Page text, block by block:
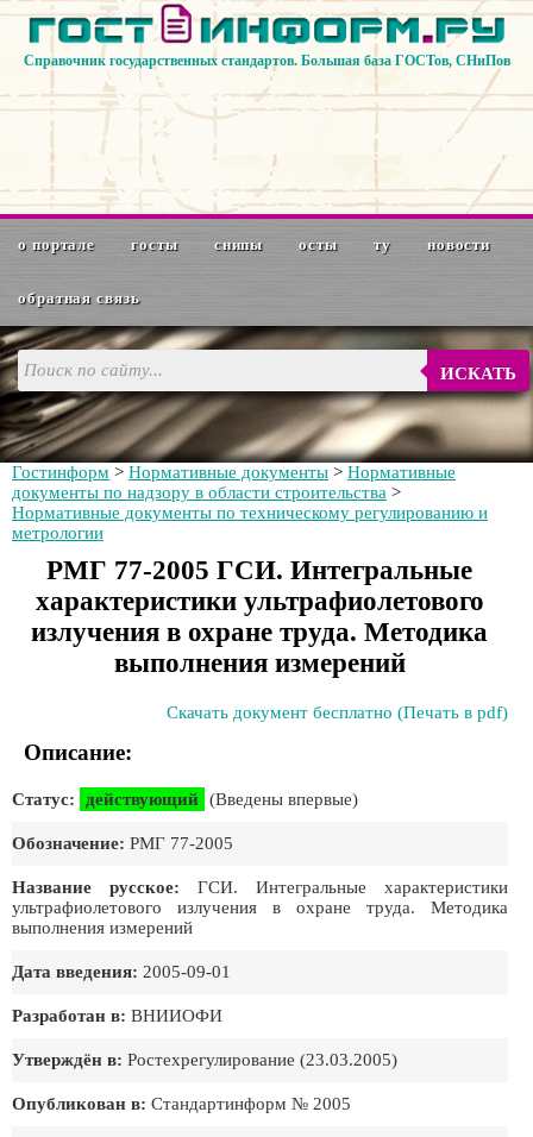
Справочник государственных стандартов. Большая база ГОСТов, СНиПов
о портале госты снипы осты ту новости
обратная связь
ИСКАТЬ
Гостинформ > Нормативные документы > Нормативные
документы по надзору в области строительства >
Нормативные документы по техническому регулированию и
метрологии
РМГ 77-2005 ГСИ. Интегральные
характеристики ультрафиолетового
излучения в охране труда. Методика
выполнения измерений
Скачать документ бесплатно (Печать в pdf)
Описание:
Статус: действующий (Введены впервые)
Обозначение: РМГ 77-2005
Название русское: ГСИ. Интегральные характеристики
ультрафиолетового излучения в охране труда. Методика
выполнения измерений
Дата введения: 2005-09-01
Разработан в: ВНИИОФИ
Утверждён в: Ростехрегулирование (23.03.2005)
Опубликован в: Стандартинформ № 2005